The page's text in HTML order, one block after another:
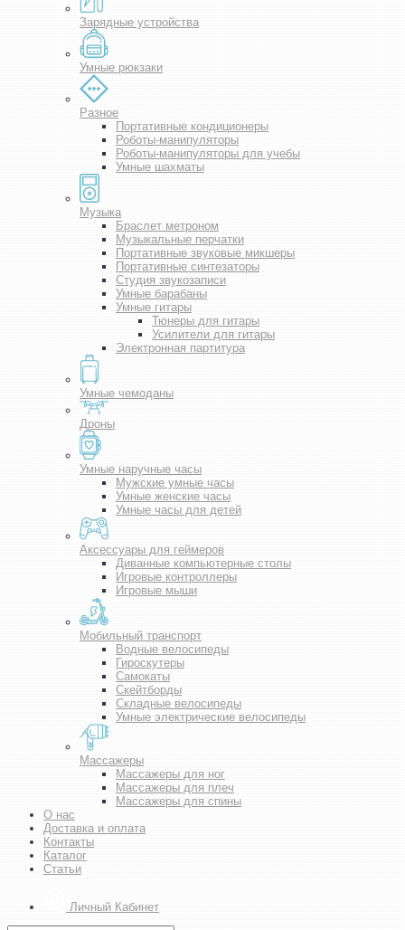
Зарядные устройства
Умные рюкзаки
Разное
Портативные кондиционеры
Роботы-манипуляторы
Роботы-манипуляторы для учебы
Умные шахматы
Музыка
Браслет метроном
Музыкальные перчатки
Портативные звуковые микшеры
Портативные синтезаторы
Студия звукозаписи
Умные барабаны
Умные гитары
Тюнеры для гитары
Усилители для гитары
Электронная партитура
Умные чемоданы
Дроны
Умные наручные часы
Мужские умные часы
Умные женские часы
Умные часы для детей
Аксессуары для геймеров
Диванные компьютерные столы
Игровые контроллеры
Игровые мыши
Мобильный транспорт
Водные велосипеды
Гироскутеры
Самокаты
Скейтборды
Складные велосипеды
Умные электрические велосипеды
Массажеры
Массажеры для ног
Массажеры для плеч
Массажеры для спины
О нас
Доставка и оплата
Контакты
Каталог
Статьи
Личный Кабинет